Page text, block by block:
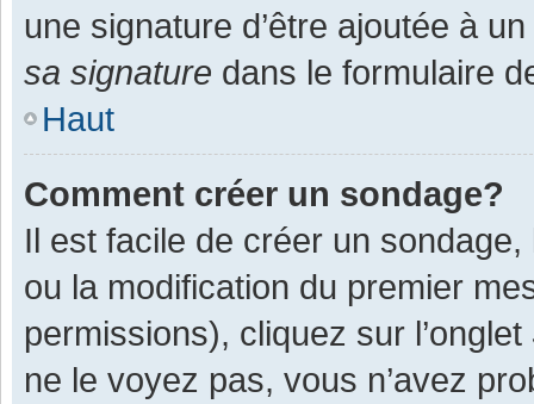
une signature d’être ajoutée à
sa signature dans le formulaire
Haut
Comment créer un sondage?
Il est facile de créer un
ou la modification du premier
permissions), cliquez sur l’onglet
ne le voyez pas, vous n’avez